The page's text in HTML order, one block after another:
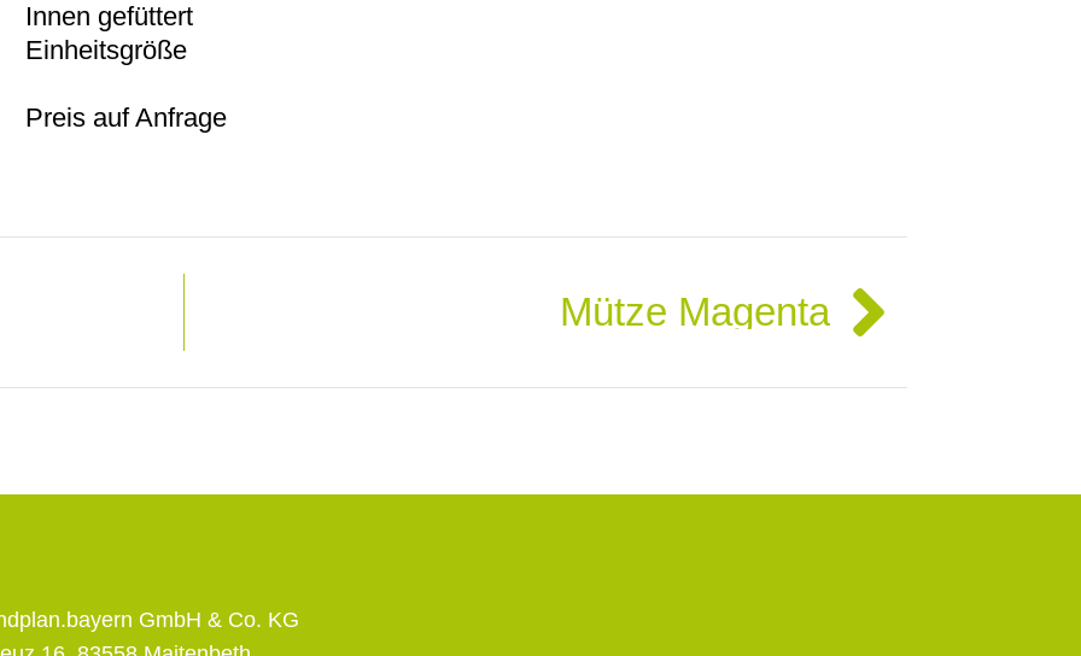
Innen gefüttert
Einheitsgröße
Preis auf Anfrage
Mütze Magenta
GmbH & Co. KG